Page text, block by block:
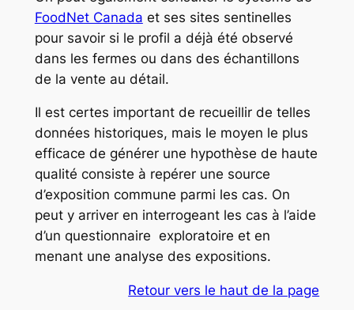
FoodNet Canada et ses sites sentinelles
pour savoir si le profil a déjà été observé
dans les fermes ou dans des échantillons
de la vente au détail.
Il est certes important de recueillir de telles
données historiques, mais le moyen le plus
efficace de générer une hypothèse de haute
qualité consiste à repérer une source
d’exposition commune parmi les cas. On
peut y arriver en interrogeant les cas à l’aide
d’un questionnaire exploratoire et en
menant une analyse des expositions.
Retour vers le haut de la page